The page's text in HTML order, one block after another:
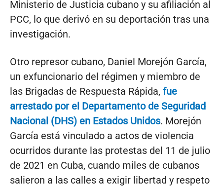
Ministerio de Justicia cubano y su afiliación al
PCC, lo que derivó en su deportación tras una
investigación.
Otro represor cubano, Daniel Morejón García,
un exfuncionario del régimen y miembro de
las Brigadas de Respuesta Rápida, fue
arrestado por el Departamento de Seguridad
Nacional (DHS) en Estados Unidos. Morejón
García está vinculado a actos de violencia
ocurridos durante las protestas del 11 de julio
de 2021 en Cuba, cuando miles de cubanos
salieron a las calles a exigir libertad y respeto